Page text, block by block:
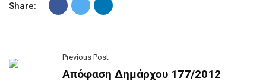
Share:
Previous Post
Απόφαση Δημάρχου 177/2012